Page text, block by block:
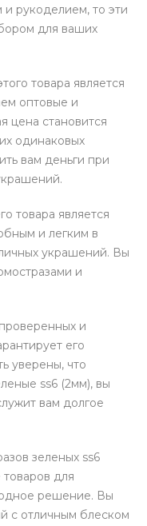
и рукоделием, то эти
для ваших
товара является
оптовые и
цена становится
одинаковых
вам деньги при
товара является
и легким в
украшений. Вы
и
и
его
уверены, что
ss6 (2мм), вы
вам долгое
зеленых ss6
для
решение. Вы
с отличным блеском